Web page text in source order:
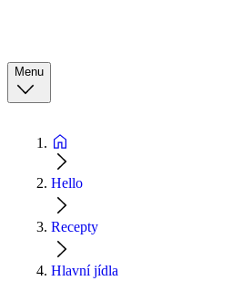
Menu
Hello
Recepty
Hlavní jídla